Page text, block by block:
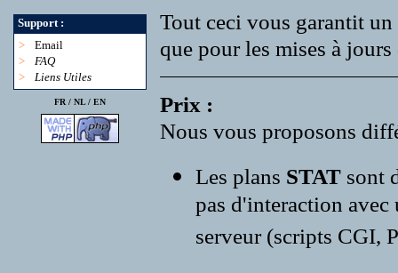
Support :
>
Email
>
FAQ
>
Liens Utiles
FR / NL/ EN
Tout ceci vous garantit
que pour les mises à
Prix :
Nous vous proposons
Les plans STAT sont
pas d'interaction avec
serveur (scripts CGI,